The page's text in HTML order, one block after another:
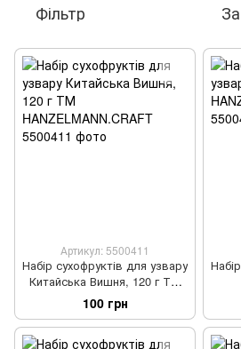
Фільтр
Артикул: 5500411
Набір сухофруктів для узвару
Китайська Вишня, 120 г ТМ
HANZELMANN.CRAFT
100 грн